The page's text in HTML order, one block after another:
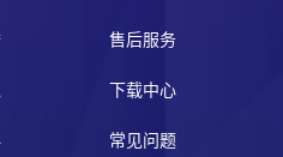
售后服务
下载中心
常见问题